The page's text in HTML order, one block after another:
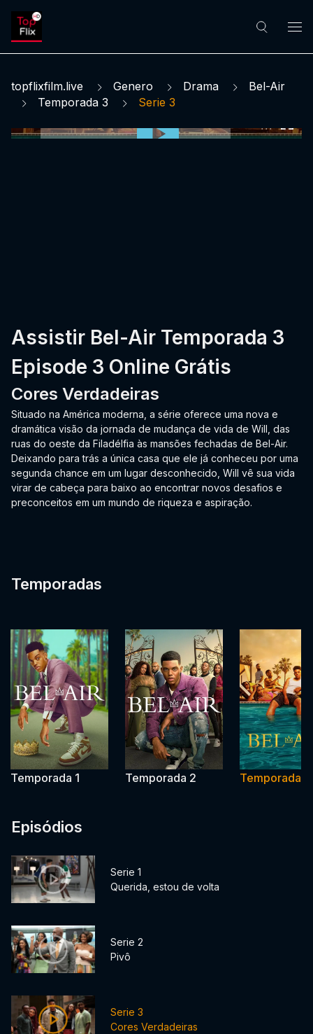
topflixfilm.live Genero Drama
Bel-Air
Temporada 3
Serie 3
Assistir Bel-Air Temporada 3
Episode 3 Online Grátis
Cores Verdadeiras
Situado na América moderna, a série oferece uma nova e
dramática visão da jornada de mudança de vida de Will, das
ruas do oeste da Filadélfia às mansões fechadas de Bel-Air.
Deixando para trás a única casa que ele já conheceu por uma
segunda chance em um lugar desconhecido, Will vê sua vida
virar de cabeça para baixo ao encontrar novos desafios e
preconceitos em um mundo de riqueza e aspiração.
Temporadas
Temporada 1 Temporada 2 Temporada 3
Episódios
Serie 1
Querida, estou de volta
Serie 2
Pivô
Serie 3
Cores Verdadeiras